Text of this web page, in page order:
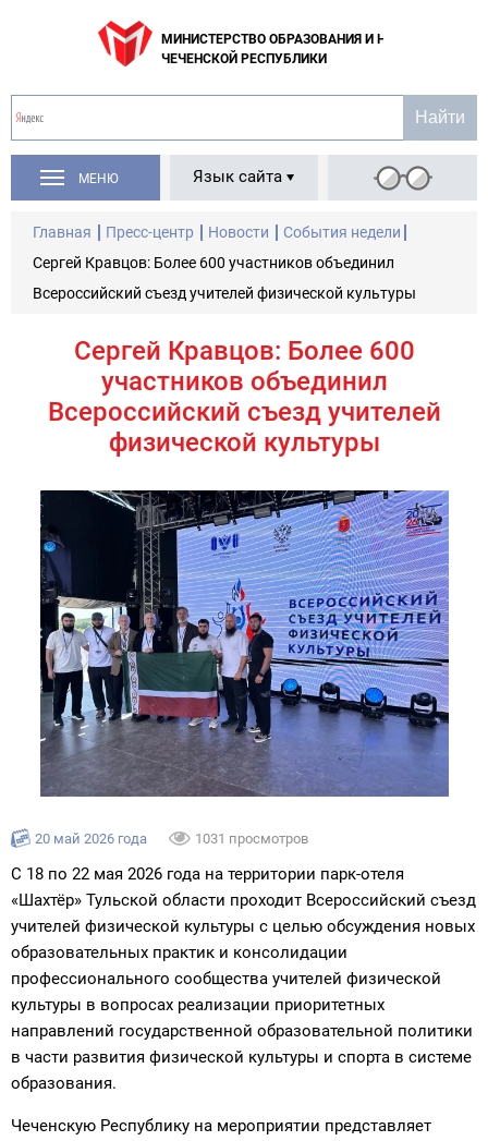
МИНИСТЕРСТВО ОБРАЗОВАНИЯ И НАУКИ
ЧЕЧЕНСКОЙ РЕСПУБЛИКИ
МЕНЮ Язык сайта
Главная Пресс-центр Новости
События недели
Сергей Кравцов: Более 600 участников объединил
Всероссийский съезд учителей физической культуры
Сергей Кравцов: Более 600
участников объединил
Всероссийский съезд учителей
физической культуры
20 май 2026 года 1031 просмотров
С 18 по 22 мая 2026 года на территории парк-отеля
«Шахтёр» Тульской области проходит Всероссийский съезд
учителей физической культуры с целью обсуждения новых
образовательных практик и консолидации
профессионального сообщества учителей физической
культуры в вопросах реализации приоритетных
направлений государственной образовательной политики
в части развития физической культуры и спорта в системе
образования.
Чеченскую Республику на мероприятии представляет